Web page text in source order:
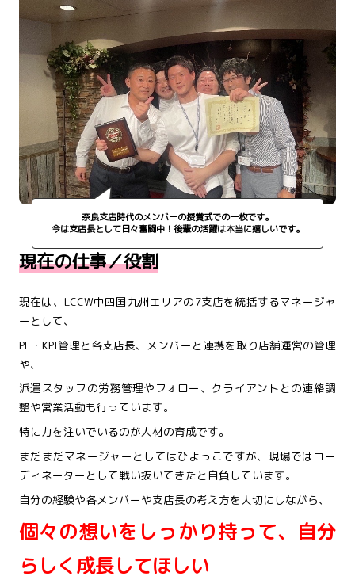
奈良支店時代のメンバーの授賞式での一枚です。
今は支店長として日々奮闘中！後輩の活躍は本当に嬉しいです。
現在の仕事／役割
現在は、LCCW中四国九州エリアの7支店を統括するマネージャ
ーとして、
PL・KPI管理と各支店長、メンバーと連携を取り店舗運営の管理
や、
派遣スタッフの労務管理やフォロー、クライアントとの連絡調
整や営業活動も行っています。
特に力を注いでいるのが人材の育成です。
まだまだマネージャーとしてはひよっこですが、現場ではコー
ディネーターとして戦い抜いてきたと自負しています。
自分の経験や各メンバーや支店長の考え方を大切にしながら、
個々の想いをしっかり持って、自分
らしく成長してほしい